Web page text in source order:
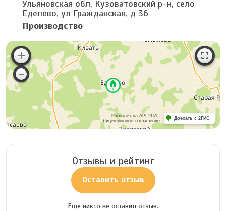
Ульяновская обл, Кузоватовский р-н, село
Еделево, ул Гражданская, д 36
Производство
Работает на API 2ГИС
Лицензионное соглашение
Доехать с 2ГИС
Отзывы и рейтинг
Оставить отзыв
Ещё никто не оставил отзыв.